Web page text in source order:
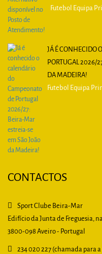
Futebol Equipa
JÁ É CONHECIDO
PORTUGAL 2026/
DA MADEIRA!
Futebol Equipa
CONTACTOS
Sport Clube Beira-Mar
Edifício da Junta de Freguesia,
3800-098 Aveiro - Portugal
234 020 227 (chamada para